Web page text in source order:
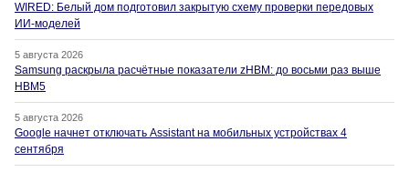
WIRED: Белый дом подготовил закрытую схему проверки передовых
ИИ-моделей
5 августа 2026
Samsung раскрыла расчётные показатели zHBM: до восьми раз выше
HBM5
5 августа 2026
Google начнет отключать Assistant на мобильных устройствах 4
сентября